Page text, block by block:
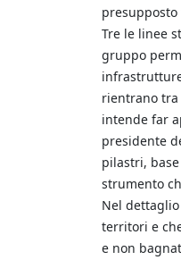
presupposto
Tre le linee
gruppo
rientrano
intende far
presidente
pilastri,
strumento
Nel
territori e
e non